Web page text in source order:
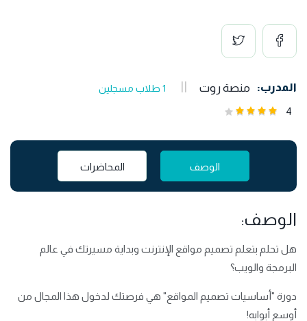
المدرب: منصة روت 1 طلاب مسجلين
4
الوصف المحاضرات
الوصف:
هل تحلم بتعلم تصميم مواقع الإنترنت وبداية مسيرتك في عالم
البرمجة والويب؟
دورة "أساسيات تصميم المواقع" هي فرصتك لدخول هذا المجال من
أوسع أبوابه!